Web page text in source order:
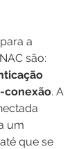
a
são:
conexão. A
um
que se